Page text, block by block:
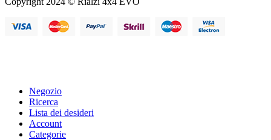
Negozio
Ricerca
Lista dei desideri
Account
Categorie